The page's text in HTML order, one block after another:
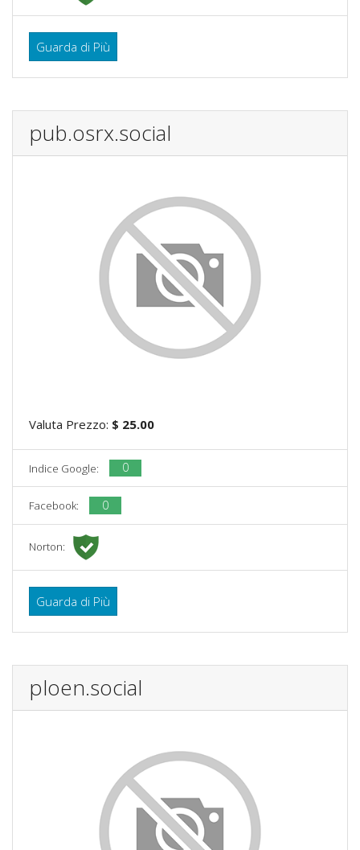
Guarda di Più
pub.osrx.social
Valuta Prezzo: $ 25.00
Indice Google: 0
Facebook: 0
Norton:
Guarda di Più
ploen.social